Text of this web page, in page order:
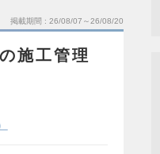
掲載期間 26/08/07～26/08/20
施工管理